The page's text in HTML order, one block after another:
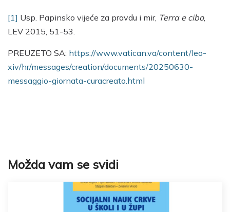
[1] Usp. Papinsko vijeće za pravdu i mir, Terra e cibo,
LEV 2015, 51-53.
PREUZETO SA: https://www.vatican.va/content/leo-
xiv/hr/messages/creation/documents/20250630-
messaggio-giornata-curacreato.html
Možda vam se svidi